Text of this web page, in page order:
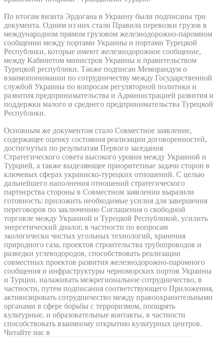
По итогам визита Эрдогана в Украину были подписаны три
документа. Одним из них стали Правила перевозки грузов в
международном прямом грузовом железнодорожно-паромном
сообщении между портами Украины и портами Турецкой
Республики, которые имеют железнодорожное сообщение,
между Кабинетом министров Украины и правительством
Турецкой республики. Также подписан Меморандум о
взаимопонимании по сотрудничеству между Государственной
службой Украины по вопросам регуляторной политики и
развития предпринимательства и Администрацией развития и
поддержки малого и среднего предпринимательства Турецкой
Республики.
Основным же документом стало Совместное заявление,
содержащее оценку состояния реализации договоренностей,
достигнутых по результатам Первого заседания
Стратегического совета высокого уровня между Украиной и
Турцией, а также выделяющее приоритетные задачи сторон в
ключевых сферах украинско-турецких отношений. С целью
дальнейшего наполнения отношений стратегического
партнерства стороны в Совместном заявлении выразили
готовность: приложить необходимые усилия для завершения
переговоров по заключению Соглашения о свободной
торговле между Украиной и Турецкой Республикой, усилить
энергетический диалог, в частности по вопросам
экологически чистых угольных технологий, хранения
природного газа, проектов строительства трубопроводов и
разведки углеводородов, способствовать реализации
совместных проектов развития железнодорожно-паромного
сообщения и инфраструктуры черноморских портов Украины
и Турции, налаживать межрегиональное сотрудничество, в
частности, путем подписания соответствующего Приложения,
активизировать сотрудничество между правоохранительными
органами в сфере борьбы с терроризмом, поощрять
культурные, и образовательные контакты, в частности
способствовать взаимному открытию культурных центров.
Читайте нас в